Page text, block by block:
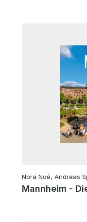
Nora Noé, Andreas
Mannheim -